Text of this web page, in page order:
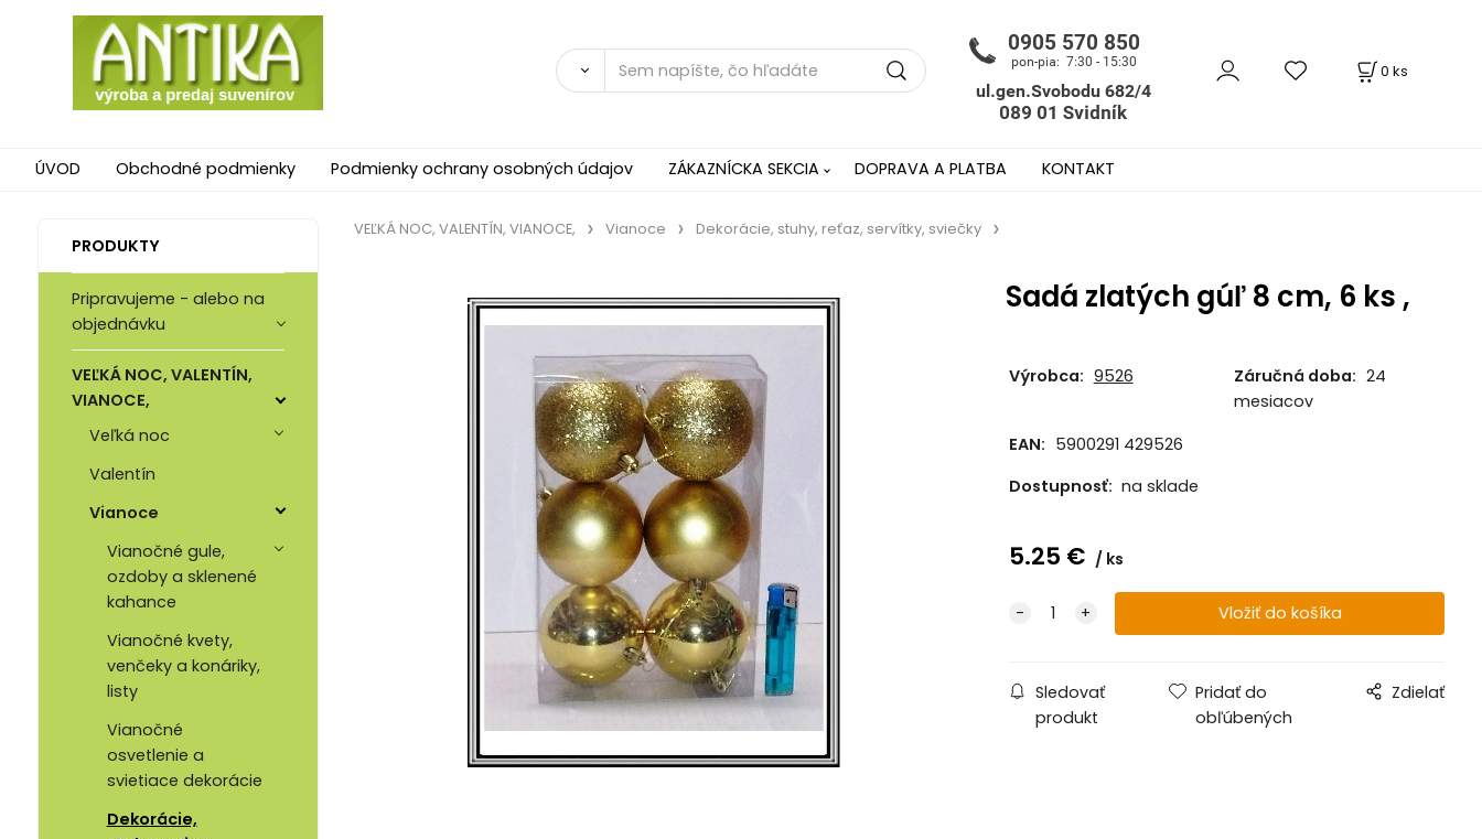
0 ks
ÚVOD Obchodné podmienky Podmienky ochrany osobných údajov ZÁKAZNÍCKA SEKCIA DOPRAVA A PLATBA KONTAKT
PRODUKTY
Pripravujeme - alebo na
objednávku
VEĽKÁ NOC, VALENTÍN,
VIANOCE,
Veľká noc
Valentín
Vianoce
Vianočné gule,
ozdoby a sklenené
kahance
Vianočné kvety,
venčeky a konáriky,
listy
Vianočné
osvetlenie a
svietiace dekorácie
Dekorácie,
VEĽKÁ NOC, VALENTÍN, VIANOCE, Vianoce Dekorácie, stuhy, reťaz, servítky, sviečky
Sadá zlatých gúľ 8 cm, 6 ks ,
Výrobca: 9526 Záručná doba: 24
mesiacov
EAN: 5900291 429526
Dostupnosť: na sklade
5.25 € ks
Sledovať
produkt
Pridať do
obľúbených
Zdielať